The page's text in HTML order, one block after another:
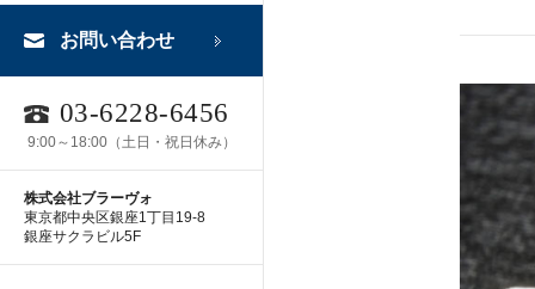
お問い合わせ
03-6228-6456
9:00～18:00（土日・祝日休み）
株式会社ブラーヴォ
東京都中央区銀座1丁目19-8
銀座サクラビル5F